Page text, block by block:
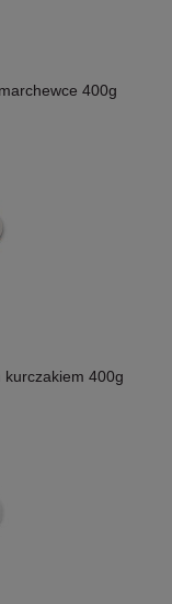
400g
kurczakiem 400g